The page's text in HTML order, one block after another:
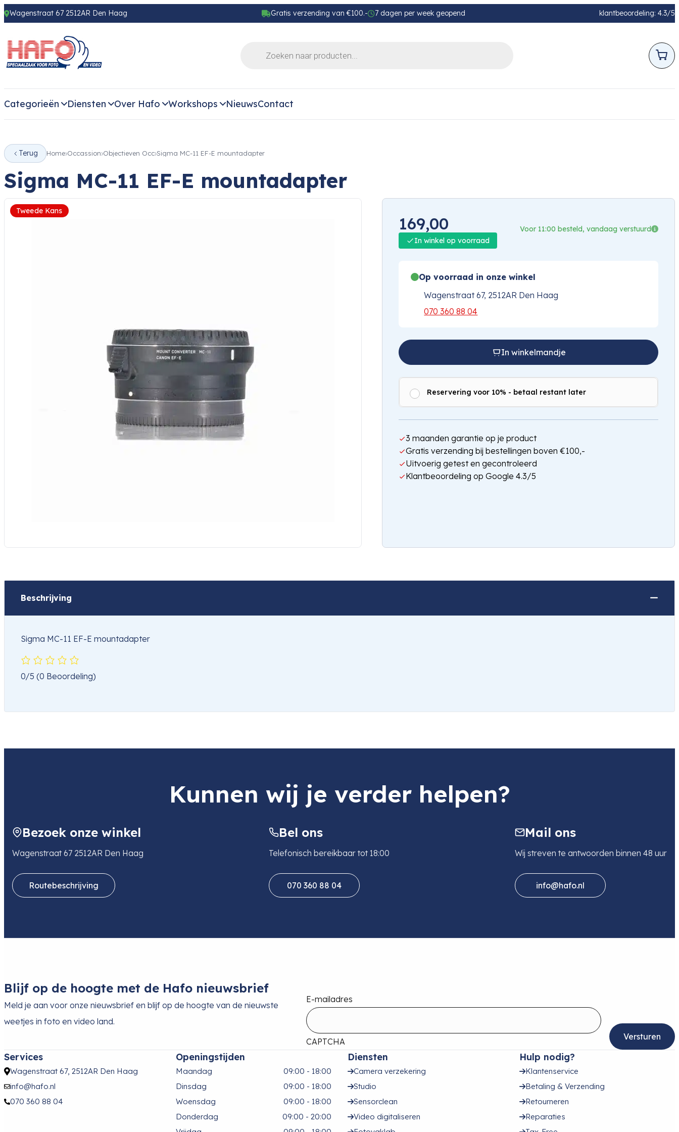
Wagenstraat 67 2512AR Den Haag Gratis verzending van €100.- 7 dagen per week geopend klantbeoordeling: 4.3/5
Categorieën Diensten Over Hafo Workshops NieuwsContact
Terug Home Occassion Objectieven Occ Sigma MC-11 EF-E mountadapter
Sigma MC-11 EF-E mountadapter
Tweede Kans
169,00
Voor 11:00 besteld, vandaag verstuurd
In winkel op voorraad
Op voorraad in onze winkel
Wagenstraat 67, 2512AR Den Haag
070 360 88 04
In winkelmandje
Reservering voor 10% - betaal restant later
3 maanden garantie op je product
Gratis verzending bij bestellingen boven €100,-
Uitvoerig getest en gecontroleerd
Klantbeoordeling op Google 4.3/5
Beschrijving
Sigma MC-11 EF-E mountadapter
0/5 (0 Beoordeling)
Kunnen wij je verder helpen?
Bezoek onze winkel
Wagenstraat 67 2512AR Den Haag
Routebeschrijving
Bel ons
Telefonisch bereikbaar tot 18:00
070 360 88 04
Mail ons
Wij streven te antwoorden binnen 48 uur
info@hafo.nl
Blijf op de hoogte met de Hafo nieuwsbrief
Meld je aan voor onze nieuwsbrief en blijf op de hoogte van de nieuwste
weetjes in foto en video land.
E-mailadres
CAPTCHA
Services
Wagenstraat 67, 2512AR Den Haag
info@hafo.nl
070 360 88 04
Openingstijden
Maandag
09:00 - 18:00
Dinsdag
09:00 - 18:00
Woensdag
09:00 - 18:00
Donderdag
09:00 - 20:00
Diensten
Camera verzekering
Studio
Sensorclean
Video digitaliseren
Hulp nodig?
Klantenservice
Betaling & Verzending
Retourneren
Reparaties